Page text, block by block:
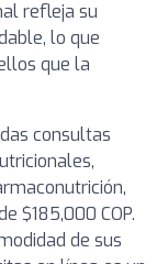
refleja su
lo que
que la
consultas
$185,000 COP.
de sus